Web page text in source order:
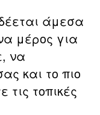
άμεσα
μέρος για
να
και το πιο
τις τοπικές